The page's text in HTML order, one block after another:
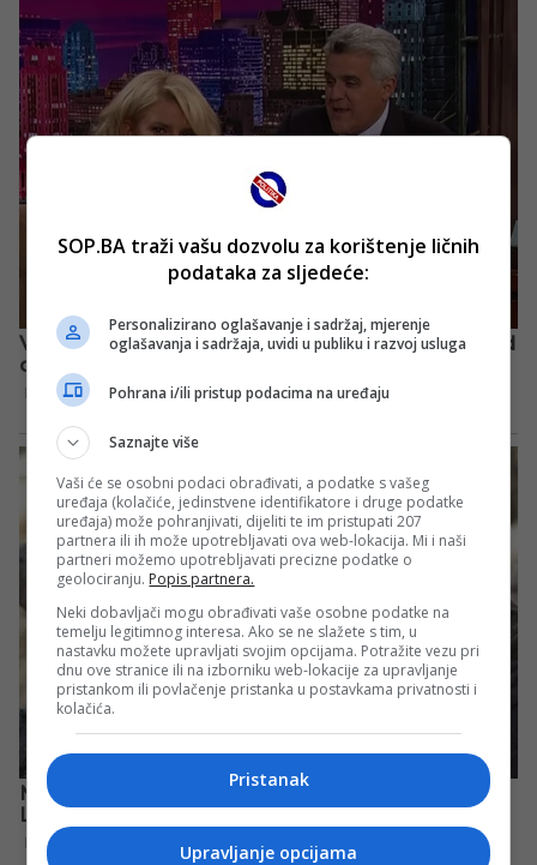
SOP.BA traži vašu dozvolu za korištenje ličnih
podataka za sljedeće:
Personalizirano oglašavanje i sadržaj, mjerenje
oglašavanja i sadržaja, uvidi u publiku i razvoj usluga
Pohrana i/ili pristup podacima na uređaju
Saznajte više
Vaši će se osobni podaci obrađivati, a podatke s vašeg
uređaja (kolačiće, jedinstvene identifikatore i druge podatke
uređaja) može pohranjivati, dijeliti te im pristupati 207
partnera ili ih može upotrebljavati ova web-lokacija. Mi i naši
partneri možemo upotrebljavati precizne podatke o
geolociranju. Popis partnera.
Neki dobavljači mogu obrađivati vaše osobne podatke na
temelju legitimnog interesa. Ako se ne slažete s tim, u
nastavku možete upravljati svojim opcijama. Potražite vezu pri
dnu ove stranice ili na izborniku web-lokacije za upravljanje
pristankom ili povlačenje pristanka u postavkama privatnosti i
kolačića.
Pristanak
Upravljanje opcijama